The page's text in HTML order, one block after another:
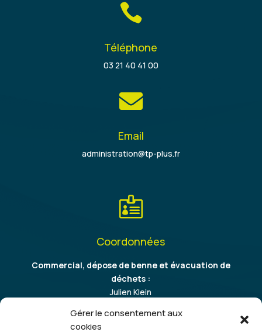
Gérer le consentement aux
cookies

Téléphone
03 21 40 41 00

Email
administration@tp-plus.fr

Coordonnées
Commercial, dépose de benne et évacuation de
déchets :
Julien Klein